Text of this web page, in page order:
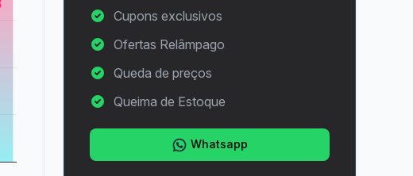
Cupons exclusivos
Ofertas Relâmpago
Queda de preços
Queima de Estoque
Whatsapp